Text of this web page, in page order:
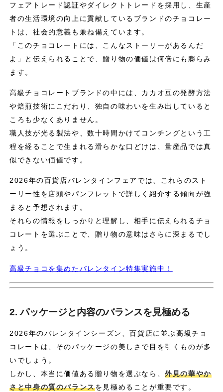
フェアトレード認証やダイレクトトレードを採用し、生産
者の生活環境の向上に貢献しているブランドのチョコレー
トは、社会的意義も兼ね備えています。
「このチョコレートには、こんなストーリーがあるんだ
よ」と伝えられることで、贈り物の価値は何倍にも膨らみ
ます。
高級チョコレートブランドの中には、カカオ豆の発酵方法
や焙煎技術にこだわり、独自の味わいを生み出していると
ころも少なくありません。
職人技が光る製法や、数十時間かけてコンチングという工
程を経ることで生まれる滑らかな口どけは、量産品では真
似できない価値です。
2026年の百貨店バレンタインフェアでは、これらのスト
ーリー性を店頭やパンフレットで詳しく紹介する傾向が強
まると予想されます。
それらの情報をしっかりと理解し、相手に伝えられるチョ
コレートを選ぶことで、贈り物の意味はさらに深まるでし
ょう。
高級チョコを集めたバレンタイン特集実施中！
2. パッケージと内容のバランスを見極める
2026年のバレンタインシーズン、百貨店に並ぶ高級チョ
コレートは、そのパッケージの美しさで目を引くものが多
いでしょう。
しかし、本当に価値ある贈り物を選ぶなら、外見の華やか
さと中身の質のバランスを見極めることが重要です。